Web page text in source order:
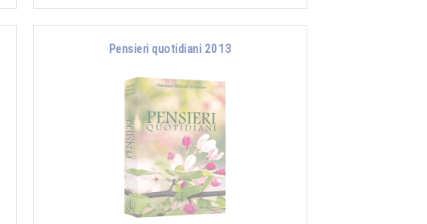
Pensieri quotidiani 2013